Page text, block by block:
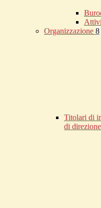
Organizzazione 8
Titolari di
di